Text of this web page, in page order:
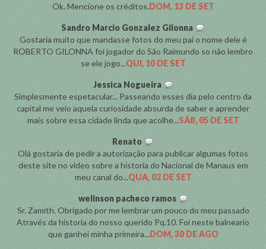
Ok. Mencione os créditos.DOM, 13 DE SET
Sandro Marcio Gonzalez Gilonna
Gostaria muito que mandasse fotos do meu pai o nome dele é
ROBERTO GILONNA foi jogador do São Raimundo so não lembro
se ele jogo...QUI, 10 DE SET
Jessica Nogueira
Simplesmente espetacular... Passeando esses dia pelo centro da
capital me veio aquela curiosidade absurda de saber e aprender
mais sobre essa cidade linda que acolhe...SÁB, 05 DE SET
Renato
Olá gostaria de pedir a autorização para publicar algumas fotos
deste site no video sobre a historia do Nacional de Manaus em
meu canal do...QUA, 02 DE SET
welinson pacheco ramos
Sr. Zamith. Obrigado por me lembrar um pouco do meu passado
Através da historia do nosso querido Pq.10. Foi neste balneario
que ganhei minha primeira...DOM, 30 DE AGO